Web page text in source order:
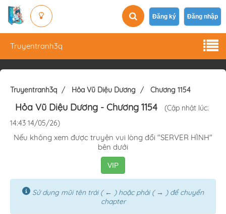
Đăng ký Đăng nhập
Truyentranh3q
Truyentranh3q Hỏa Vũ Diệu Dương Chương 1154
Hỏa Vũ Diệu Dương - Chương 1154
(Cập nhật lúc:
14:43 14/05/26)
Nếu không xem được truyện vui lòng đổi "SERVER HÌNH"
bên dưới
VIP
Sử dụng mũi tên trái ( ← ) hoặc phải ( → ) để chuyển
chapter